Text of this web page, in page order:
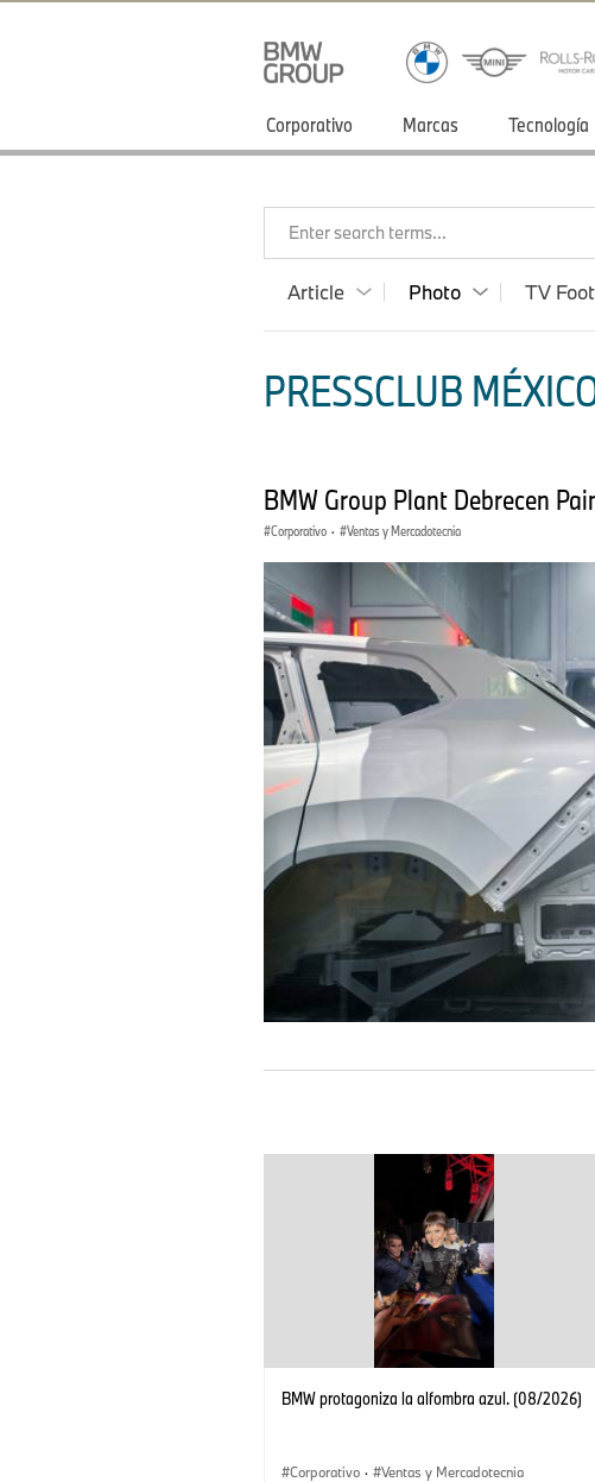
Corporativo Marcas Tecnología
Enter search terms...
Article Photo TV
PRESSCLUB
BMW Group Plant Debrecen
Corporativo · Ventas y Mercadotecnia
BMW protagoniza la alfombra azul. (08/2026)
Corporativo · Ventas y Mercadotecnia